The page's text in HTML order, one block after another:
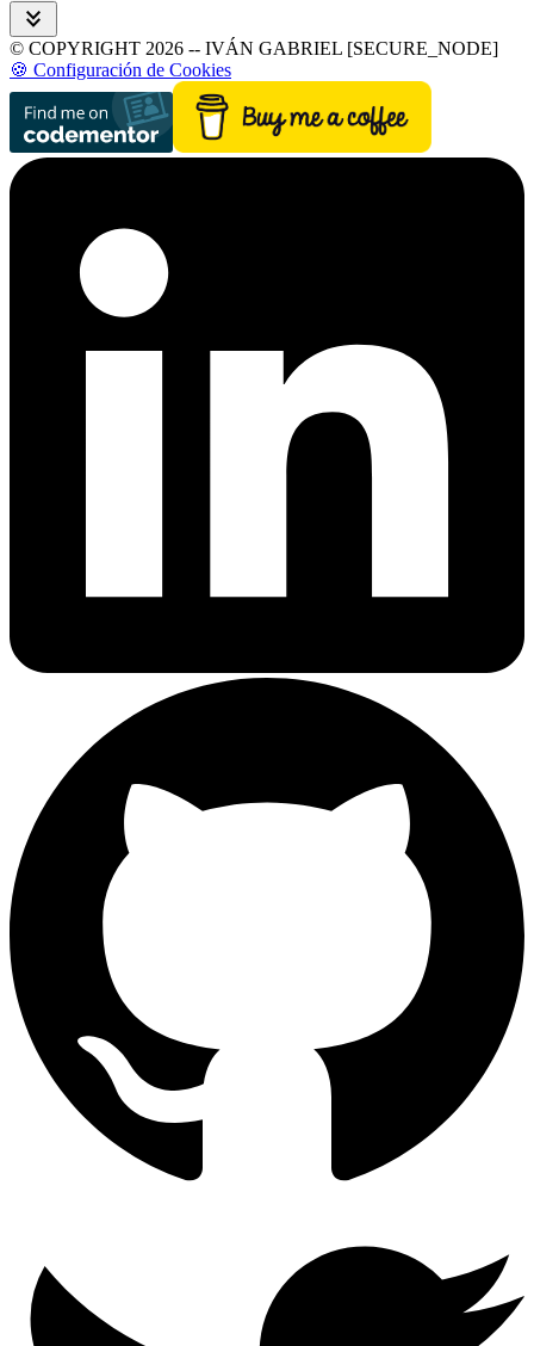
keyboard_double_arrow_down
© COPYRIGHT 2026 -- IVÁN GABRIEL [SECURE_NODE]
🍪 Configuración de Cookies